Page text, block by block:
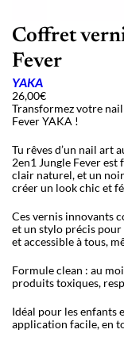
Coffret
Fever
YAKA
26,00€
Transformez votre
Fever YAKA !
Tu rêves d’un nail art
2en1 Jungle Fever
clair naturel, et un
créer un look chic et
Ces vernis innovants
et un stylo précis pour
et accessible à tous,
Formule clean : au
produits toxiques,
Idéal pour les enfants
application facile, en